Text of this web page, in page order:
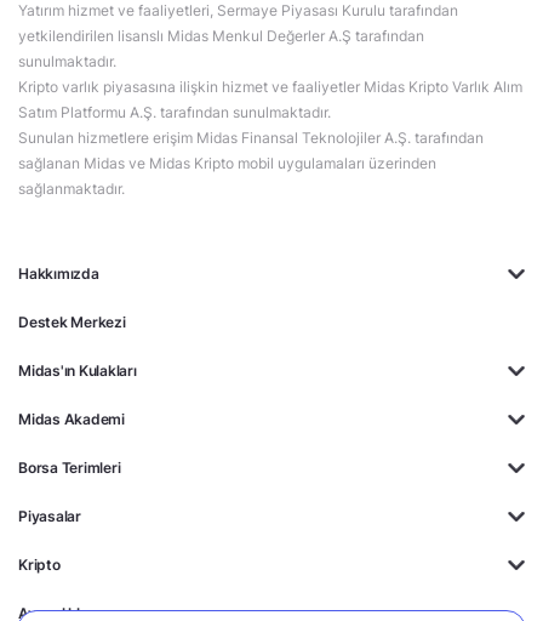
Hakkımızda
Destek Merkezi
Midas'ın Kulakları
Midas Akademi
Borsa Terimleri
Piyasalar
Kripto
Ayrıcalıklar
Yatırım hizmet ve faaliyetleri, Sermaye Piyasası Kurulu tarafından
yetkilendirilen lisanslı Midas Menkul Değerler A.Ş tarafından
sunulmaktadır.
Kripto varlık piyasasına ilişkin hizmet ve faaliyetler Midas Kripto Varlık Alım
Satım Platformu A.Ş. tarafından sunulmaktadır.
Sunulan hizmetlere erişim Midas Finansal Teknolojiler A.Ş. tarafından
sağlanan Midas ve Midas Kripto mobil uygulamaları üzerinden
sağlanmaktadır.